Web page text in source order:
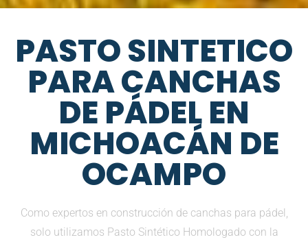
PASTO SINTETICO
PARA CANCHAS
DE PÁDEL EN
MICHOACÁN DE
OCAMPO
Como expertos en construcción de canchas para pádel,
solo utilizamos Pasto Sintético Homologado con la